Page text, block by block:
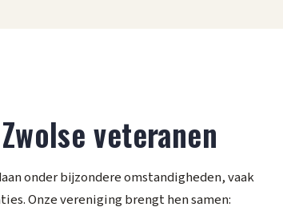
veteranen
onder bijzondere omstandigheden, vaak
Onze vereniging brengt hen samen: